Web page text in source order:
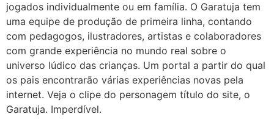
jogados individualmente ou em família. O Garatuja tem
uma equipe de produção de primeira linha, contando
com pedagogos, ilustradores, artistas e colaboradores
com grande experiência no mundo real sobre o
universo lúdico das crianças. Um portal a partir do qual
os pais encontrarão várias experiências novas pela
internet. Veja o clipe do personagem título do site, o
Garatuja. Imperdível.